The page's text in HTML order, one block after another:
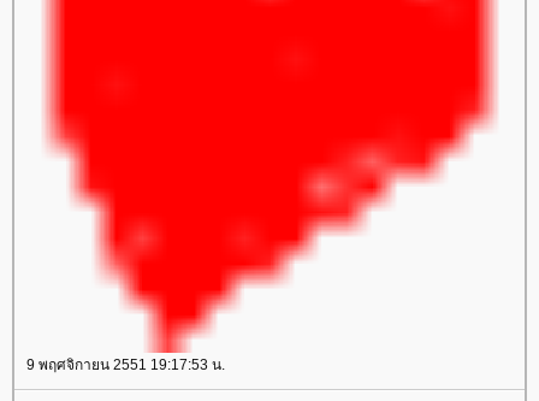
9 พฤศจิกายน 2551 19:17:53 น.